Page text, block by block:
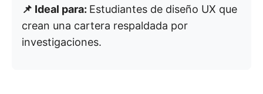
📌 Ideal para: Estudiantes de diseño UX que
crean una cartera respaldada por
investigaciones.